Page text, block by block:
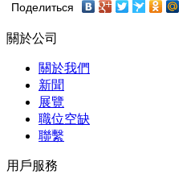
Поделиться
關於公司
關於我們
新聞
展覽
職位空缺
聯繫
用戶服務